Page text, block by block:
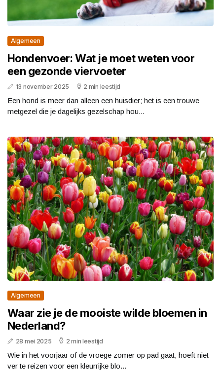
Algemeen
Hondenvoer: Wat je moet weten voor
een gezonde viervoeter
13 november 2025 2 min leestijd
Een hond is meer dan alleen een huisdier; het is een trouwe
metgezel die je dagelijks gezelschap hou...
Algemeen
Waar zie je de mooiste wilde bloemen in
Nederland?
28 mei 2025 2 min leestijd
Wie in het voorjaar of de vroege zomer op pad gaat, hoeft niet
ver te reizen voor een kleurrijke blo...